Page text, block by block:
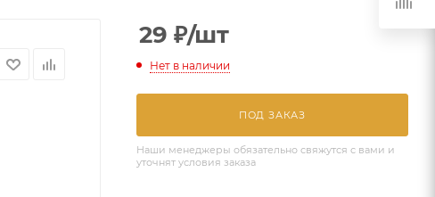
29 ₽/шт
Нет в наличии
ПОД ЗАКАЗ
Наши менеджеры обязательно свяжутся с вами и
уточнят условия заказа